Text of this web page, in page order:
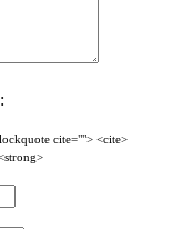
cite=""> <cite>